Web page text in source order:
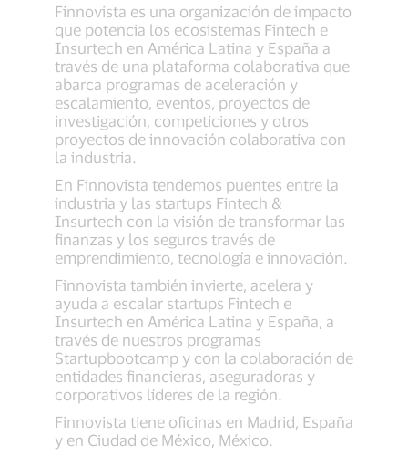
Finnovista es una organización de impacto
que potencia los ecosistemas Fintech e
Insurtech en América Latina y España a
través de una plataforma colaborativa que
abarca programas de aceleración y
escalamiento, eventos, proyectos de
investigación, competiciones y otros
proyectos de innovación colaborativa con
la industria.
En Finnovista tendemos puentes entre la
industria y las startups Fintech &
Insurtech con la visión de transformar las
finanzas y los seguros través de
emprendimiento, tecnología e innovación.
Finnovista también invierte, acelera y
ayuda a escalar startups Fintech e
Insurtech en América Latina y España, a
través de nuestros programas
Startupbootcamp y con la colaboración de
entidades financieras, aseguradoras y
corporativos líderes de la región.
Finnovista tiene oficinas en Madrid, España
y en Ciudad de México, México.